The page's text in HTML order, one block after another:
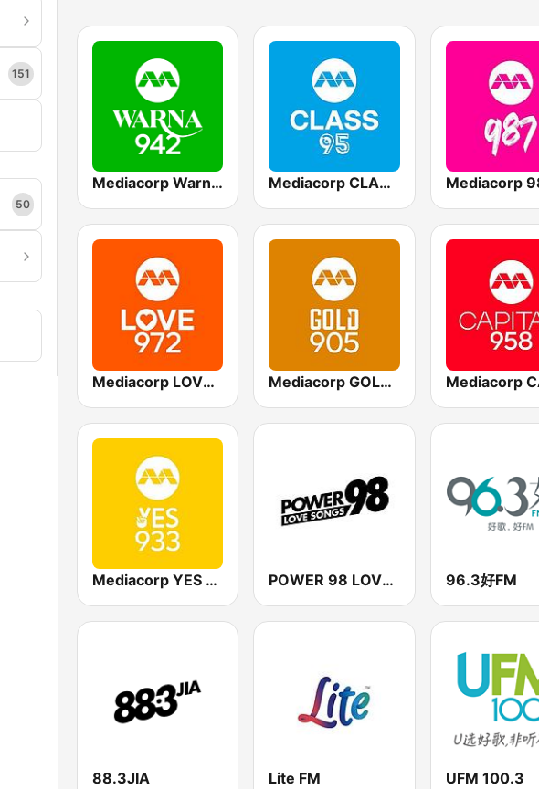
151
50
Mediacorp Warna 942 Mediacorp CLASS 95 Mediacorp
Mediacorp LOVE 972 Mediacorp GOLD 905
Mediacorp YES 933 POWER 98 LOVE SONGS 96.3好FM
88.3JIA Lite FM UFM 100.3